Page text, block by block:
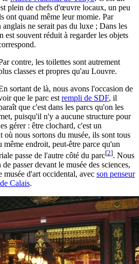
plein de chefs d'œuvre locaux, un peu
ont quand même leur momie. Par
ne serait pas du luxe ; Dans les
est souvent réduit à regarder les objets
contre, les toilettes sont autrement
classes et propres qu'au Louvre.
sortant de là, nous avons l'occasion de
que le parc est rempli de SDF, il
que c'est dans les parcs qu'on les
puisqu'il n'y a aucune structure pour
gérer : être clochard, c'est un
nous sortons du musée, ils sont tous
même endroit, peut-être parce qu'un
passe de l'autre côté du parc[2]. Nous
passer devant le musée des sciences,
d'art occidental, avec son penseur
Calais.